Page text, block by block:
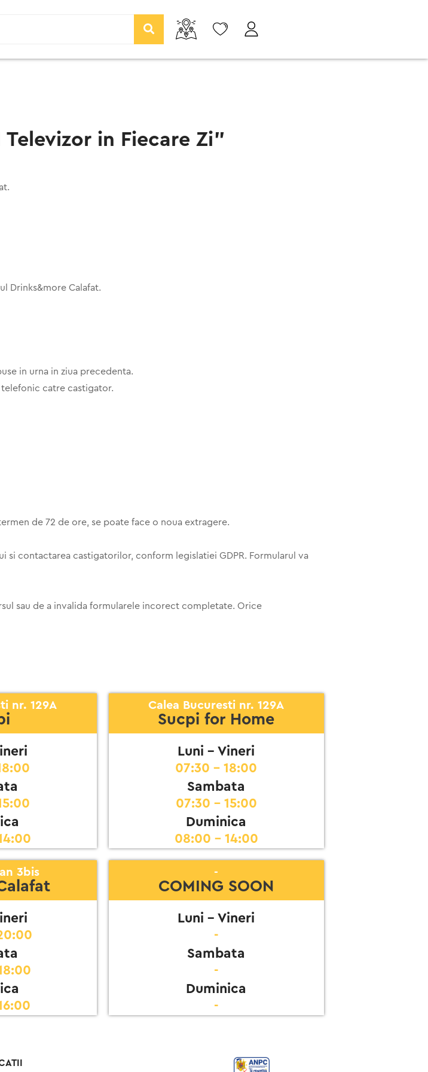
Televizor in Fiecare Zi”
Drinks&more Calafat.
in urna in ziua precedenta.
telefonic catre castigator.
de 72 de ore, se poate face o noua extragere.
contactarea castigatorilor, conform legislatiei GDPR. Formularul va
sau de a invalida formularele incorect completate. Orice
nr. 129A Calea Bucuresti nr. 129A
Sucpi for Home
Luni - Vineri
07:30 - 18:00
Sambata
07:30 - 15:00
Duminica
08:00 - 14:00
3bis -
COMING SOON
Luni - Vineri
-
Sambata
-
Duminica
-